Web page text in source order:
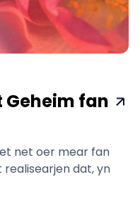
Geheim fan
net oer mear fan
dat, yn